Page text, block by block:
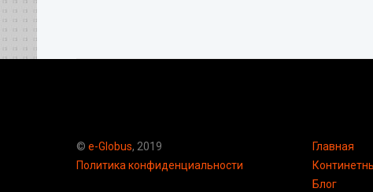
© e-Globus, 2019
Политика конфиденциальности
Главная
Блог